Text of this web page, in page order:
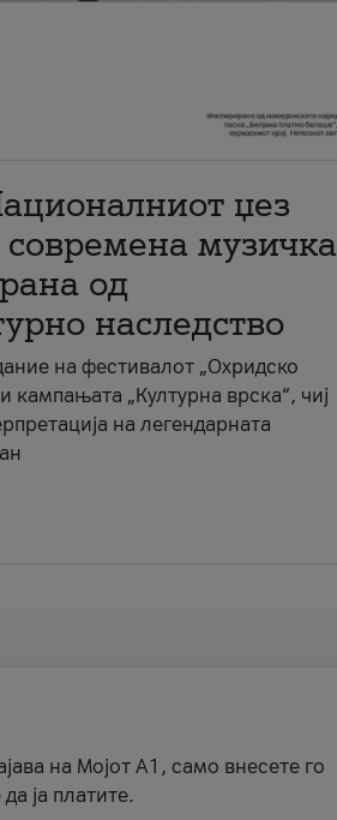
џез
современа музичка
од
наследство
на фестивалот „Охридско
кампањата „Културна врска“, чиј
на легендарната
на Мојот А1, само внесете го
ја платите.